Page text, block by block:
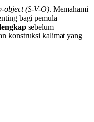
object (S-V-O). Memahami
bagi pemula
sebelum
konstruksi kalimat yang